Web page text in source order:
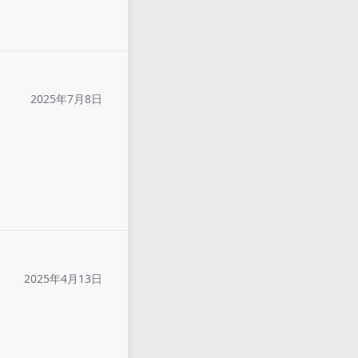
2025年7月8日
2025年4月13日